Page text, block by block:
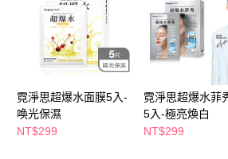
後付繳納相關費用。
※ 交易是否成功請以「AFTEE先享後付 」之結
是否繳費成功／繳費後需取消欲退款等相關疑問
客戶支援中心」 https://
１．透過由恩沛科技股份有限公司提供之「
易，需依本服務之必要範圍內提供個人資料，並
權轉讓予恩沛科技股份有限公司。
２．關於個人資料處理事宜，請瀏覽以下網址：
付款後萊爾富取貨
每筆NT$65，滿NT$490(含以上)免運費
每筆NT$65，滿NT$490(含以上)免運費
付款後7-11取貨
霓淨思超爆水面膜5入-
喚光保濕
NT$299
霓淨思超爆水菲
5入-極亮煥白
NT$299